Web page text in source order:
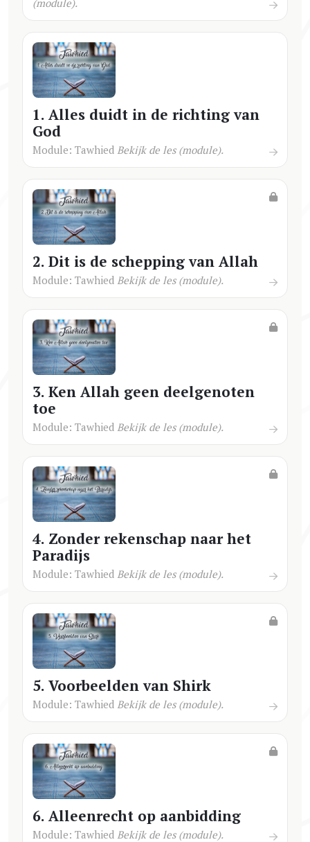
1. Alles duidt in de richting van
God
Module: Tawhied Bekijk de les (module).
2. Dit is de schepping van Allah
Module: Tawhied Bekijk de les (module).
3. Ken Allah geen deelgenoten
toe
Module: Tawhied Bekijk de les (module).
4. Zonder rekenschap naar het
Paradijs
Module: Tawhied Bekijk de les (module).
5. Voorbeelden van Shirk
Module: Tawhied Bekijk de les (module).
6. Alleenrecht op aanbidding
Module: Tawhied Bekijk de les (module).